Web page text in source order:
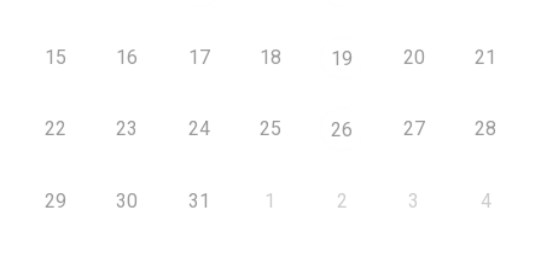
15 16 17 18 19 20 21
22 23 24 25 26 27 28
29 30 31 1 2 3 4